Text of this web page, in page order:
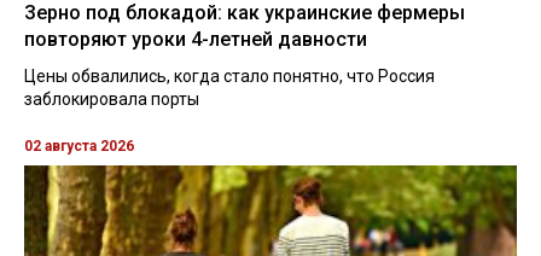
Зерно под блокадой: как украинские фермеры
повторяют уроки 4-летней давности
Цены обвалились, когда стало понятно, что Россия
заблокировала порты
02 августа 2026